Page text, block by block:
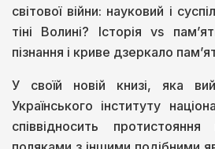
світової війни: науковий і
тіні Волині? Історія vs
пізнання і криве дзеркало
У своїй новій книзі, яка
Українського інституту
співвідносить